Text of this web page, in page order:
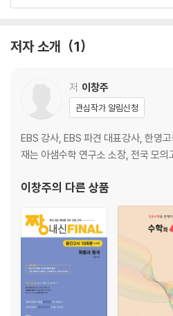
저자 소개 1
저 이창주
관심작가 알림신청
EBS 강사, EBS 파견 대표강사, 한영
재는 아샘수학 연구소 소장, 전국 모의
이창주의 다른 상품